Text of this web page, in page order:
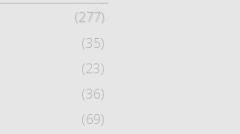
(277)
(35)
(23)
(36)
(69)